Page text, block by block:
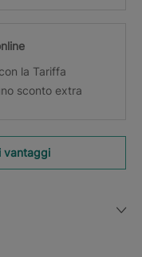
la Tariffa
sconto extra
vantaggi